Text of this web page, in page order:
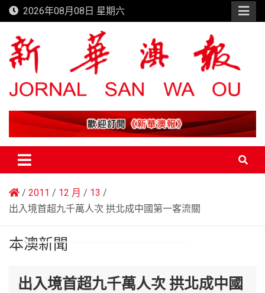
Skip
to
content
2026年08月08日 星期六
新華澳報
2011 12 月
13
出入境首超九千萬人次 拱北成中國第一客流關
本澳新聞
出入境首超九千萬人次 拱北成中國